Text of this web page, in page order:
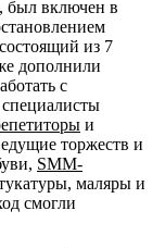
был включен в
из 7
дополнили
с
и
торжеств и
SMM-
маляры и
смогли